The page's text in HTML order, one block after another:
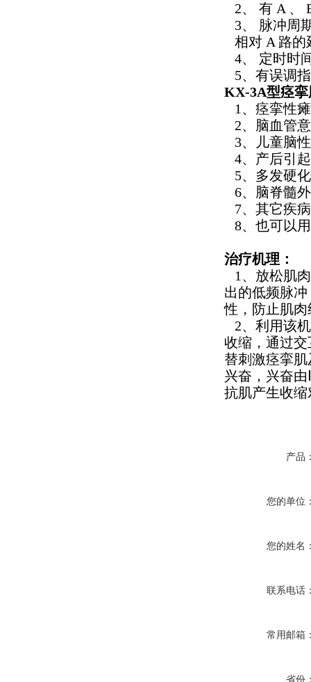
2、 有 A 、
3、 脉冲周
相对 A 路的
4、 定时时
5、有误调
KX-3A型痉
1、痉挛性
2、脑血管
3、儿童脑
4、产后引
5、多发硬
6、脑脊髓
7、其它疾
8、也可以
治疗机理：
1、放松肌
出的低频脉
性，防止肌
2、利用该
收缩，通过
替刺激痉挛
兴奋，兴奋
抗肌产生收
产品
您的单位
您的姓名
联系电话
常用邮箱
省份